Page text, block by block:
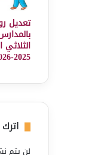
تعديل
2025-2026
لن يتم